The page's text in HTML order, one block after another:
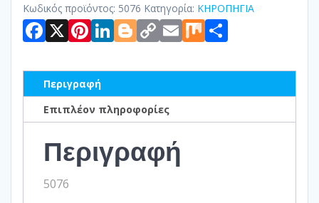
Κωδικός προϊόντος: 5076 Κατηγορία: ΚΗΡΟΠΗΓΙΑ
Facebook
X Pinterest
LinkedIn
Blogger
Copy
Link
Email
Mix
Περιγραφή
Επιπλέον πληροφορίες
Περιγραφή
5076